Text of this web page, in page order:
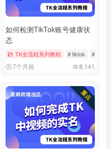
# tiktok # 小火箭
如何检测TikTok账号健康状
态
TK全流程系列教程 # tiktok # 健康
7个月前 8,141